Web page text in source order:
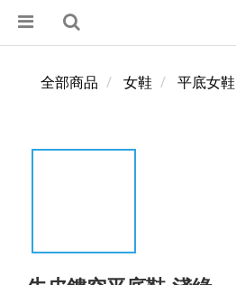
全部商品 女鞋 平底女鞋